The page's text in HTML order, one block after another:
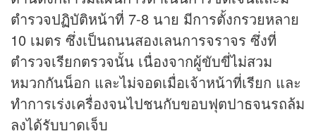
ตำรวจปฏิบัติหน้าที่ 7-8 นาย มีการตั้งกรวยหลาย
10 เมตร ซึ่งเป็นถนนสองเลนการจราจร ซึ่งที่
ตำรวจเรียกตรวจนั้น เนื่องจากผู้ขับขี่ไม่สวม
หมวกกันน็อก และไม่จอดเมื่อเจ้าหน้าที่เรียก และ
ทำการเร่งเครื่องจนไปชนกับขอบฟุตปาธจนรถล้ม
ลงได้รับบาดเจ็บ